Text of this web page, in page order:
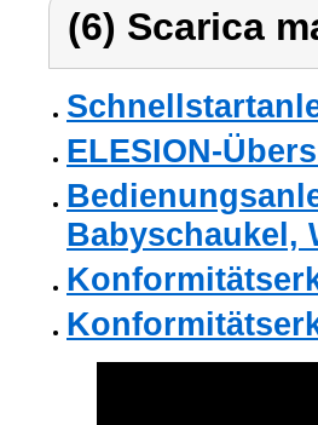
(6) Scarica
ELESION-
Babyschaukel,